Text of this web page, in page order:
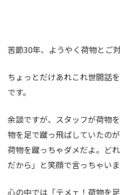
苦節30年、ようやく荷物とご対
ちょっとだけあれこれ世間話
です。
余談ですが、スタッフが荷物
物を足で蹴っ飛ばしていたの
荷物を蹴っちゃダメだよ。ど
だから」と笑顔で言っちゃいま
心の中では「テメェ！荷物を